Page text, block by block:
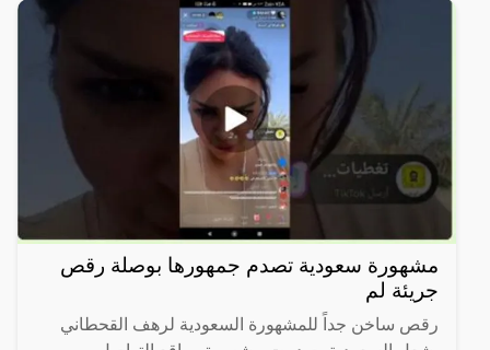
مشهورة سعودية تصدم جمهورها بوصلة رقص
جريئة لم
رقص ساخن جداً للمشهورة السعودية لرهف القحطاني